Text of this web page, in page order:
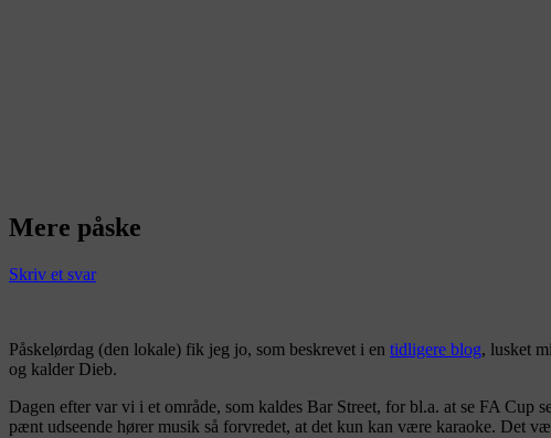
Mere påske
Skriv et svar
Påskelørdag (den lokale) fik jeg jo, som beskrevet i en tidligere blog, lusket
og kalder Dieb.
Dagen efter var vi i et område, som kaldes Bar Street, for bl.a. at se FA
pænt udseende hører musik så forvredet, at det kun kan være karaoke. Det